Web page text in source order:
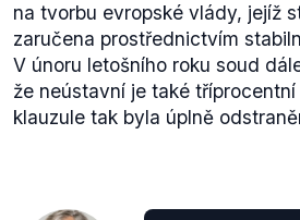
na tvorbu evropské vlády, jejíž
zaručena prostřednictvím
V únoru letošního roku soud
že neústavní je také
klauzule tak byla úplně